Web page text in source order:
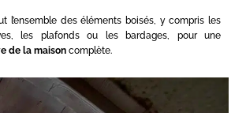
l’ensemble des éléments boisés, y compris les
les plafonds ou les bardages, pour une
de la maison complète.